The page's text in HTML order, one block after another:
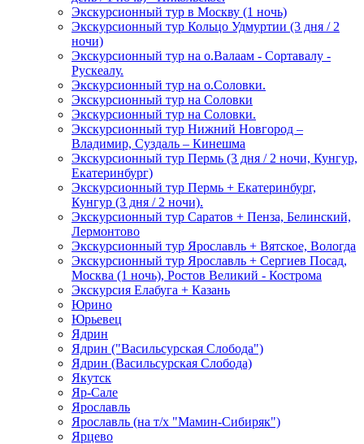
Экскурсионный тур в Москву (1 ночь)
Экскурсионный тур Кольцо Удмуртии (3 дня / 2
ночи)
Экскурсионный тур на о.Валаам - Сортавалу -
Рускеалу.
Экскурсионный тур на о.Соловки.
Экскурсионный тур на Соловки
Экскурсионный тур на Соловки.
Экскурсионный тур Нижний Новгород –
Владимир, Суздаль – Кинешма
Экскурсионный тур Пермь (3 дня / 2 ночи, Кунгур,
Екатеринбург)
Экскурсионный тур Пермь + Екатеринбург,
Кунгур (3 дня / 2 ночи).
Экскурсионный тур Саратов + Пенза, Белинский,
Лермонтово
Экскурсионный тур Ярославль + Вятское, Вологда
Экскурсионный тур Ярославль + Сергиев Посад,
Москва (1 ночь), Ростов Великий - Кострома
Экскурсия Елабуга + Казань
Юрино
Юрьевец
Ядрин
Ядрин ("Васильсурская Слобода")
Ядрин (Васильсурская Слобода)
Якутск
Яр-Сале
Ярославль
Ярославль (на т/х "Мамин-Сибиряк")
Ярцево